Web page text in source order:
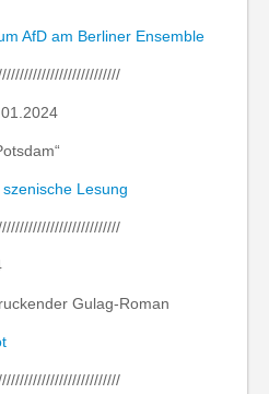
AfD am Berliner Ensemble
szenische Lesung
Gulag-Roman